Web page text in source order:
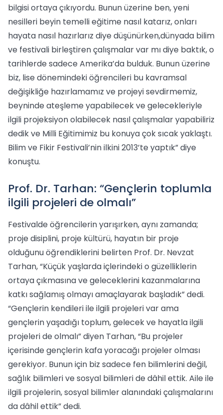
bilgisi ortaya çıkıyordu. Bunun üzerine ben, yeni
nesilleri beyin temelli eğitime nasıl katarız, onları
hayata nasıl hazırlarız diye düşünürken,dünyada bilim
ve festivali birleştiren çalışmalar var mı diye baktık, o
tarihlerde sadece Amerika’da bulduk. Bunun üzerine
biz, lise dönemindeki öğrencileri bu kavramsal
değişikliğe hazırlamamız ve projeyi sevdirmemiz,
beyninde ateşleme yapabilecek ve gelecekleriyle
ilgili projeksiyon olabilecek nasıl çalışmalar yapabiliriz
dedik ve Milli Eğitimimiz bu konuya çok sıcak yaklaştı.
Bilim ve Fikir Festivali’nin ilkini 2013’te yaptık” diye
konuştu.
Prof. Dr. Tarhan: “Gençlerin toplumla
ilgili projeleri de olmalı”
Festivalde öğrencilerin yarışırken, aynı zamanda;
proje disiplini, proje kültürü, hayatın bir proje
olduğunu öğrendiklerini belirten Prof. Dr. Nevzat
Tarhan, “Küçük yaşlarda içlerindeki o güzelliklerin
ortaya çıkmasına ve geleceklerini kazanmalarına
katkı sağlamış olmayı amaçlayarak başladık” dedi.
“Gençlerin kendileri ile ilgili projeleri var ama
gençlerin yaşadığı toplum, gelecek ve hayatla ilgili
projeleri de olmalı” diyen Tarhan, “Bu projeler
içerisinde gençlerin kafa yoracağı projeler olması
gerekiyor. Bunun için biz sadece fen bilimlerini değil,
sağlık bilimleri ve sosyal bilimleri de dâhil ettik. Aile ile
ilgili projelerin, sosyal bilimler alanındaki çalışmalarını
da dâhil ettik” dedi.